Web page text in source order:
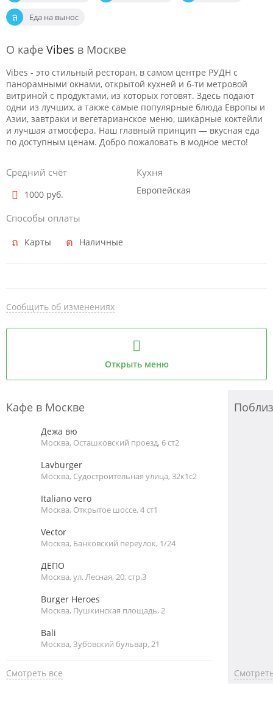
Еда на вынос
О кафе Vibes в Москве
Vibes - это стильный ресторан, в самом центре РУДН с
панорамными окнами, открытой кухней и 6-ти метровой
витриной с продуктами, из которых готовят. Здесь подают
одни из лучших, а также самые популярные блюда Европы и
Азии, завтраки и вегетарианское меню, шикарные коктейли
и лучшая атмосфера. Наш главный принцип — вкусная еда
по доступным ценам. Добро пожаловать в модное место!
Средний счёт
1000 руб.
Способы оплаты
Карты Наличные
Кухня
Европейская
Сообщить об изменениях
Открыть меню
Кафе в Москве
Дежа вю
Москва, Осташковский проезд, 6 ст2
Lavburger
Москва, Судостроительная улица, 32к1с2
Italiano vero
Москва, Открытое шоссе, 4 ст1
Vector
Москва, Банковский переулок, 1/24
ДЕПО
Москва, ул. Лесная, 20, стр.3
Burger Heroes
Москва, Пушкинская площадь, 2
Bali
Москва, Зубовский бульвар, 21
Смотреть все